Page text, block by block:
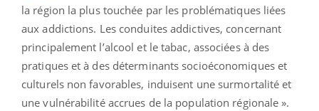
la région la plus touchée par les problématiques liées
aux addictions. Les conduites addictives, concernant
principalement l’alcool et le tabac, associées à des
pratiques et à des déterminants socioéconomiques et
culturels non favorables, induisent une surmortalité et
une vulnérabilité accrues de la population régionale ».